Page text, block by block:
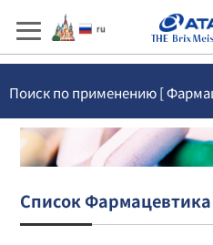
Поиск по применению [
Список